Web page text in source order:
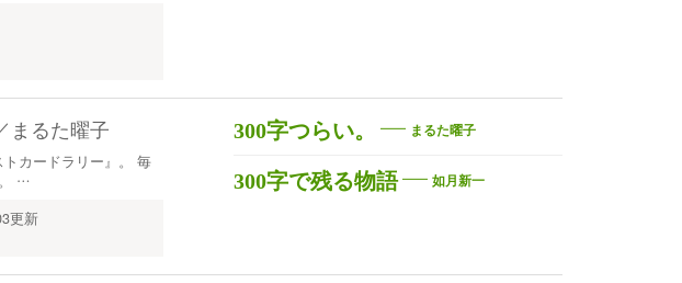
まるた曜子
カードラリー』。 毎
…
更新
300字つらい。 まるた曜子
300字で残る物語 如月新一